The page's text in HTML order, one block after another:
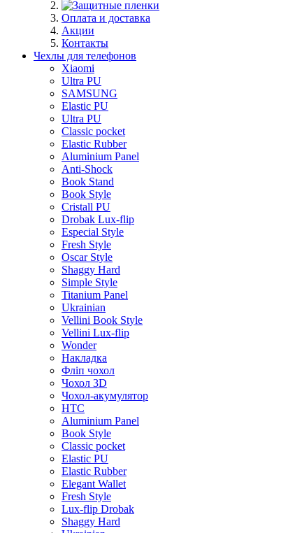
Оплата и доставка
Акции
Контакты
Чехлы для телефонов
Xiaomi
Ultra PU
SAMSUNG
Elastic PU
Ultra PU
Classic pocket
Elastic Rubber
Aluminium Panel
Anti-Shock
Book Stand
Book Style
Cristall PU
Drobak Lux-flip
Especial Style
Fresh Style
Oscar Style
Shaggy Hard
Simple Style
Titanium Panel
Ukrainian
Vellini Book Style
Vellini Lux-flip
Wonder
Накладка
Фліп чохол
Чохол 3D
Чохол-акумулятор
HTC
Aluminium Panel
Book Style
Classic pocket
Elastic PU
Elastic Rubber
Elegant Wallet
Fresh Style
Lux-flip Drobak
Shaggy Hard